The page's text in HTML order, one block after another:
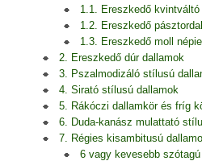
1.1. Ereszkedő
1.2. Ereszkedő
1.3. Ereszkedő moll
2. Ereszkedő dúr dallamok
3. Pszalmodizáló stílusú
4. Sirató stílusú dallamok
5. Rákóczi dallamkör és fríg
6. Duda-kanász mulattató
7. Régies kisambitusú
6 vagy kevesebb szótagú